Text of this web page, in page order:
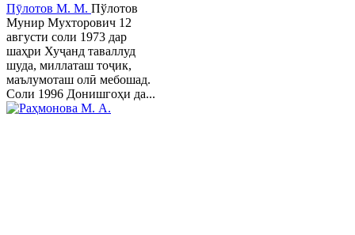
Пӯлотов М. М. Пўлотов
Мунир Мухторович 12
августи соли 1973 дар
шаҳри Хуҷанд таваллуд
шуда, миллаташ тоҷик,
маълумоташ олӣ мебошад.
Соли 1996 Донишгоҳи да...